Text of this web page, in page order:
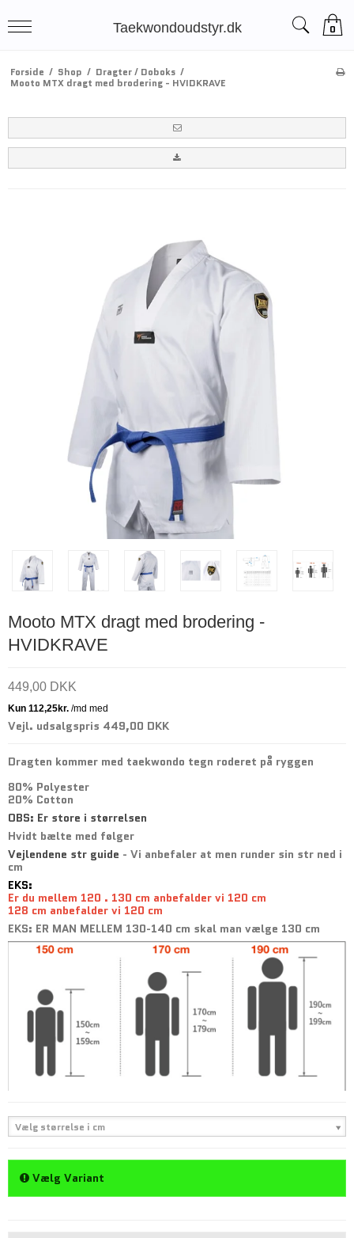
Taekwondoudstyr.dk 0
Forside / Shop / Dragter / Doboks /
Mooto MTX dragt med brodering - HVIDKRAVE
Mooto MTX dragt med brodering -
HVIDKRAVE
449,00 DKK
Vejl. udsalgspris 449,00 DKK
Dragten kommer med taekwondo tegn roderet på ryggen
80% Polyester
20% Cotton
OBS: Er store i størrelsen
Hvidt bælte med følger
Vejlendene str guide - Vi anbefaler at men runder sin str ned i
cm
EKS:
Er du mellem 120 . 130 cm anbefalder vi 120 cm
128 cm anbefalder vi 120 cm
EKS: ER MAN MELLEM 130-140 cm skal man vælge 130 cm
Vælg størrelse i cm
Vælg Variant